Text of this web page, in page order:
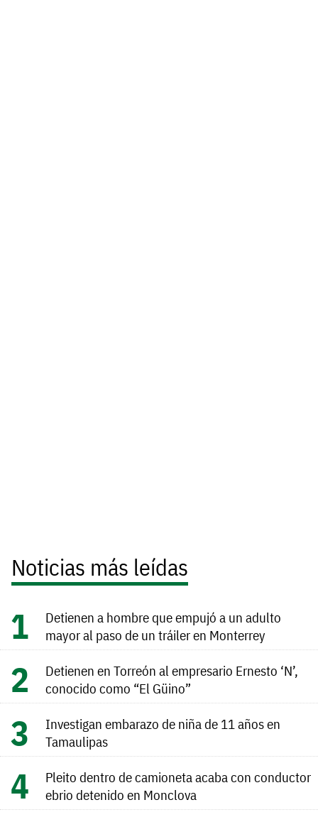
Noticias más leídas
Detienen a hombre que empujó a un adulto
mayor al paso de un tráiler en Monterrey
Detienen en Torreón al empresario Ernesto ‘N’,
conocido como “El Güino”
Investigan embarazo de niña de 11 años en
Tamaulipas
Pleito dentro de camioneta acaba con conductor
ebrio detenido en Monclova